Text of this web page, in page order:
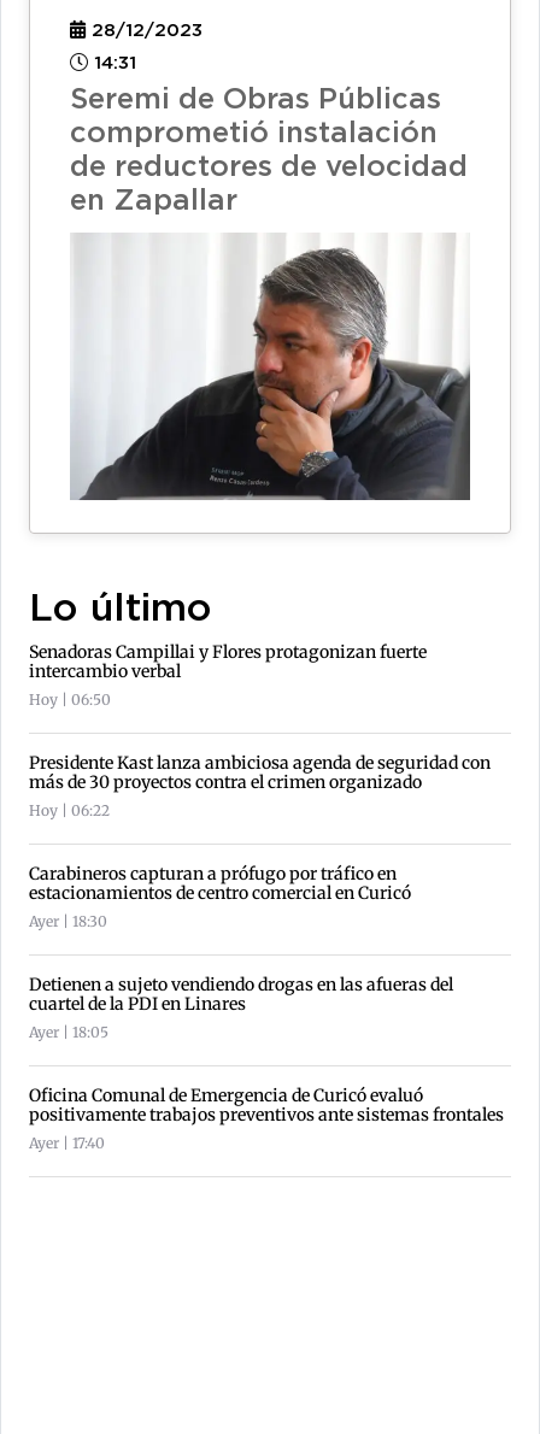
28/12/2023
14:31
Seremi de Obras Públicas
comprometió instalación
de reductores de velocidad
en Zapallar
Lo último
Senadoras Campillai y Flores protagonizan fuerte
intercambio verbal
Hoy | 06:50
Presidente Kast lanza ambiciosa agenda de seguridad con
más de 30 proyectos contra el crimen organizado
Hoy | 06:22
Carabineros capturan a prófugo por tráfico en
estacionamientos de centro comercial en Curicó
Ayer | 18:30
Detienen a sujeto vendiendo drogas en las afueras del
cuartel de la PDI en Linares
Ayer | 18:05
Oficina Comunal de Emergencia de Curicó evaluó
positivamente trabajos preventivos ante sistemas frontales
Ayer | 17:40